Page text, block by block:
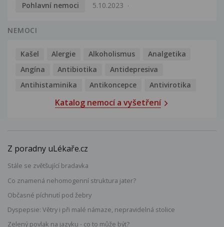
Pohlavní nemoci
5.10.2023
NEMOCI
Kašel Alergie Alkoholismus
Analgetika
Angína
Antibiotika
Antidepresiva
Antihistaminika
Antikoncepce Antivirotika
Katalog nemocí a vyšetření
Z poradny uLékaře.cz
Stále se zvětšující bradavka
Co znamená nehomogenní struktura jater?
Občasné píchnutí pod žebry
Dyspepsie: Větry i při malé námaze, nepravidelná stolice
Zelený povlak na jazyku - co to může být?